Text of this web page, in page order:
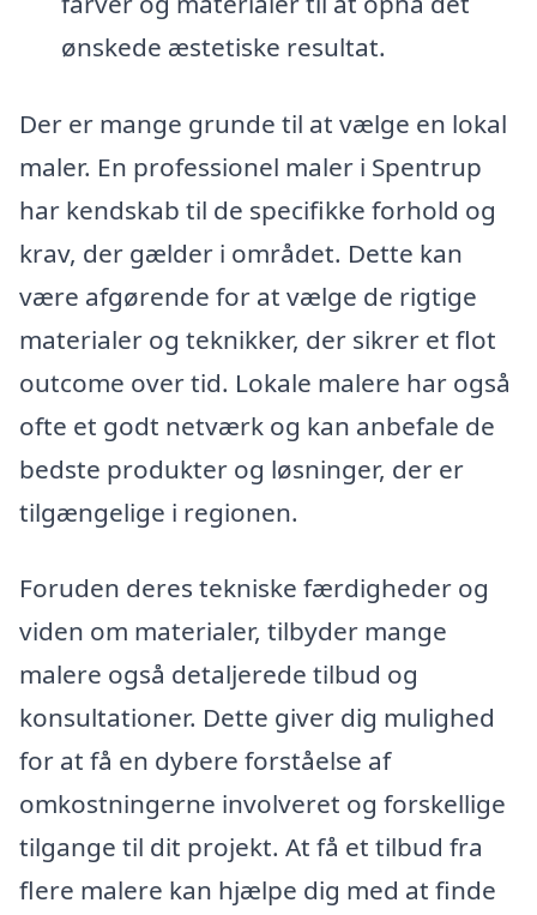
ønskede æstetiske resultat.
Der er mange grunde til at vælge en lokal
maler. En professionel maler i Spentrup
har kendskab til de specifikke forhold og
krav, der gælder i området. Dette kan
være afgørende for at vælge de rigtige
materialer og teknikker, der sikrer et flot
outcome over tid. Lokale malere har også
ofte et godt netværk og kan anbefale de
bedste produkter og løsninger, der er
tilgængelige i regionen.
Foruden deres tekniske færdigheder og
viden om materialer, tilbyder mange
malere også detaljerede tilbud og
konsultationer. Dette giver dig mulighed
for at få en dybere forståelse af
omkostningerne involveret og forskellige
tilgange til dit projekt. At få et tilbud fra
flere malere kan hjælpe dig med at finde